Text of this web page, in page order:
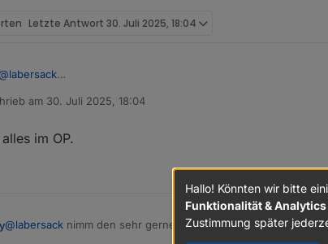
Letzte Antwort 30. Juli 2025, 18:04
labersack
am 30. Juli 2025, 18:04
editiert von
im OP.
@labersack nimm den sehr gerne als Teilespender!
Hallo! Könnten wir bitte
Funktionalität & Analytics
Zustimmung später